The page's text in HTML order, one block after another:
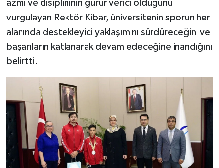
azmi ve disiplininin gurur verici olduğunu
vurgulayan Rektör Kibar, üniversitenin sporun her
alanında destekleyici yaklaşımını sürdüreceğini ve
başarıların katlanarak devam edeceğine inandığını
belirtti.